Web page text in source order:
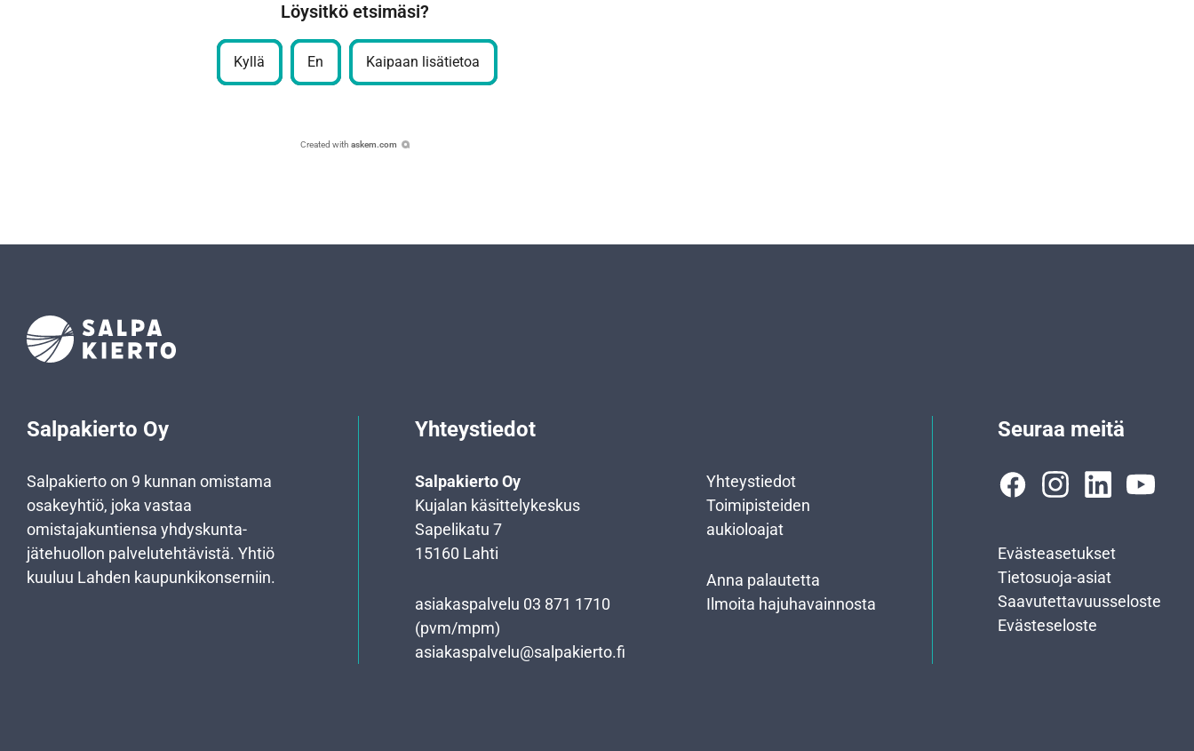
Löysitkö etsimäsi?
Kyllä En Kaipaan lisätietoa
Created with askem.com
Salpakierto Oy
Salpakierto on 9 kunnan omistama
osakeyhtiö, joka vastaa
omistajakuntiensa yhdyskunta­
jätehuollon palvelutehtävistä. Yhtiö
kuuluu Lahden kaupunkikonserniin.
Yhteystiedot
Salpakierto Oy
Kujalan käsittelykeskus
Sapelikatu 7
15160 Lahti
asiakaspalvelu 03 871 1710
(pvm/mpm)
asiakaspalvelu@salpakierto.fi
Yhteystiedot
Toimipisteiden
aukioloajat
Anna palautetta
Ilmoita hajuhavainnosta
Seuraa meitä
Evästeasetukset
Tietosuoja-asiat
Saavutettavuusseloste
Evästeseloste